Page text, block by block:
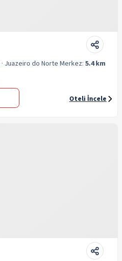
· Juazeiro do Norte Merkez: 5.4 km
Oteli İncele